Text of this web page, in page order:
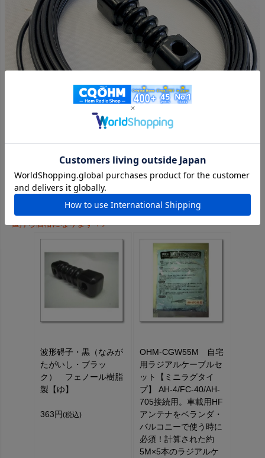
この商品を見た人はこちらの商品もチェックしています
《ステージ価格が設定されている商品はログインするとさらにお
値打ち価格になります！》
波形碍子・黒（なみが
たがいし・ブラッ
ク） フェノール樹脂
製【ゆ】
363円 (税込)
OHM-CGW55M 自宅
用ラジアルケーブルセ
ット【ミニラグタイ
プ】 AH-4/FC-40/AH-
705接続用。車載用HF
アンテナをベランダ・
バルコニーで使う時に
必須！計算された約
5M×5本のラジアルケ